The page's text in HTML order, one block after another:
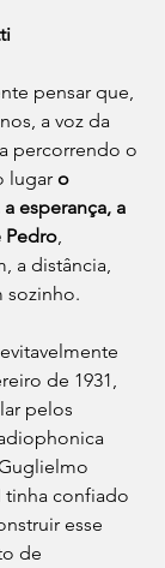
pensar que,
a voz da
percorrendo o
lugar o
esperança, a
Pedro
a distância,
sozinho.
de 1931,
pelos
tinha confiado
esse
de